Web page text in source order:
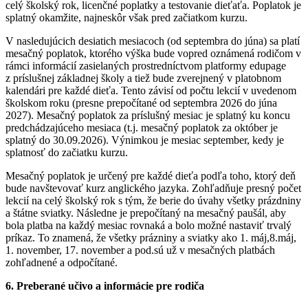
celý školský rok, licenčné poplatky a testovanie dieťaťa. Poplatok je
splatný okamžite, najneskôr však pred začiatkom kurzu.
V nasledujúcich desiatich mesiacoch (od septembra do júna) sa platí
mesačný poplatok, ktorého výška bude vopred oznámená rodičom v
rámci informácií zasielaných prostredníctvom platformy edupage
z príslušnej základnej školy a tiež bude zverejnený v platobnom
kalendári pre každé dieťa. Tento závisí od počtu lekcií v uvedenom
školskom roku (presne prepočítané od septembra 2026 do júna
2027). Mesačný poplatok za príslušný mesiac je splatný ku koncu
predchádzajúceho mesiaca (t.j. mesačný poplatok za október je
splatný do 30.09.2026). Výnimkou je mesiac september, kedy je
splatnosť do začiatku kurzu.
Mesačný poplatok je určený pre každé dieťa podľa toho, ktorý deň
bude navštevovať kurz anglického jazyka. Zohľadňuje presný počet
lekcií na celý školský rok s tým, že berie do úvahy všetky prázdniny
a štátne sviatky. Následne je prepočítaný na mesačný paušál, aby
bola platba na každý mesiac rovnaká a bolo možné nastaviť trvalý
príkaz. To znamená, že všetky prázniny a sviatky ako 1. máj,8.máj,
1. november, 17. november a pod.sú už v mesačných platbách
zohľadnené a odpočítané.
6. Preberané učivo a informácie pre rodiča